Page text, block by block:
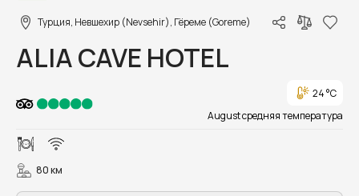
Турция, Невшехир (Nevsehir), Гёреме (Goreme)
ALIA CAVE HOTEL
24 °C
August средняя температура
80 км